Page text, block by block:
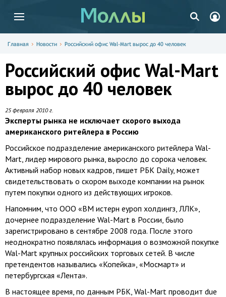
Главная Новости Российский офис Wal-Mart вырос до 40 человек
Российский офис Wal-Mart
вырос до 40 человек
25 февраля 2010 г.
Эксперты рынка не исключает скорого выхода
американского ритейлера в Россию
Российское подразделение американского ритейлера Wal-
Mart, лидер мирового рынка, выросло до сорока человек.
Активный набор новых кадров, пишет РБК Daily, может
свидетельствовать о скором выходе компании на рынок
путем покупки одного из действующих игроков.
Напомним, что ООО «ВМ истерн еуроп холдингз, ЛЛК»,
дочернее подразделение Wal-Mart в России, было
зарегистрировано в сентябре 2008 года. После этого
неоднократно появлялась информация о возможной покупке
Wal-Mart крупных российских торговых сетей. В числе
претендентов назывались «Копейка», «Мосмарт» и
петербургская «Лента».
В настоящее время, по данным РБК, Wal-Mart проводит due